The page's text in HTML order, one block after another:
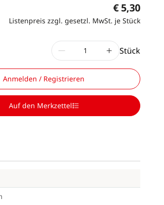
€ 5,30
Listenpreis zzgl. gesetzl. MwSt. je Stück
Stück
Anmelden / Registrieren
Auf den Merkzettel